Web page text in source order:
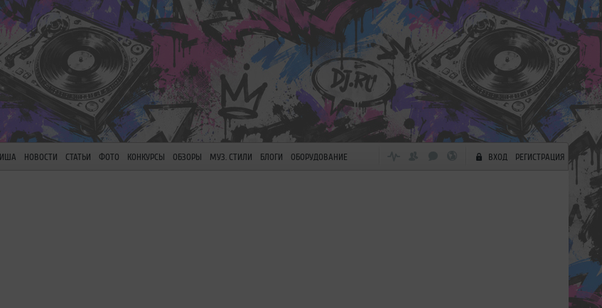
НОВОСТИ СТАТЬИ ФОТО КОНКУРСЫ ОБЗОРЫ МУЗ. СТИЛИ БЛОГИ ОБОРУДОВАНИЕ ВХОД РЕГИСТРАЦИЯ